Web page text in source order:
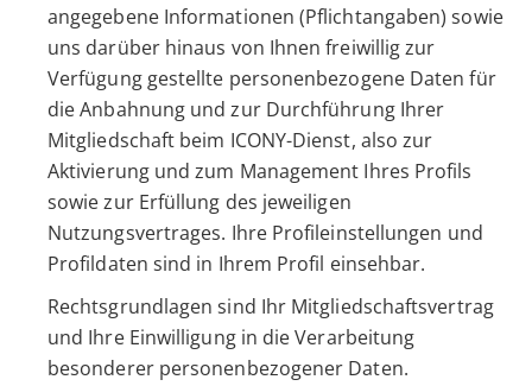
angegebene Informationen (Pflichtangaben) sowie
uns darüber hinaus von Ihnen freiwillig zur
Verfügung gestellte personenbezogene Daten für
die Anbahnung und zur Durchführung Ihrer
Mitgliedschaft beim ICONY-Dienst, also zur
Aktivierung und zum Management Ihres Profils
sowie zur Erfüllung des jeweiligen
Nutzungsvertrages. Ihre Profileinstellungen und
Profildaten sind in Ihrem Profil einsehbar.
Rechtsgrundlagen sind Ihr Mitgliedschaftsvertrag
und Ihre Einwilligung in die Verarbeitung
besonderer personenbezogener Daten.